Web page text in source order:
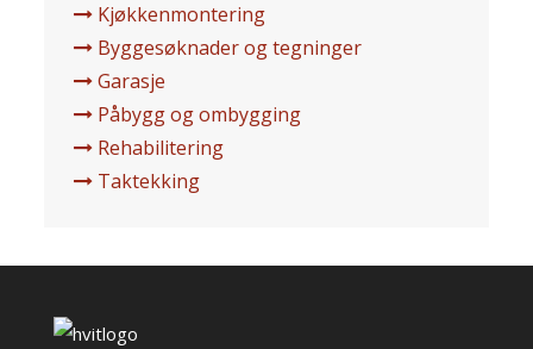
Kjøkkenmontering
Byggesøknader og tegninger
Garasje
Påbygg og ombygging
Rehabilitering
Taktekking